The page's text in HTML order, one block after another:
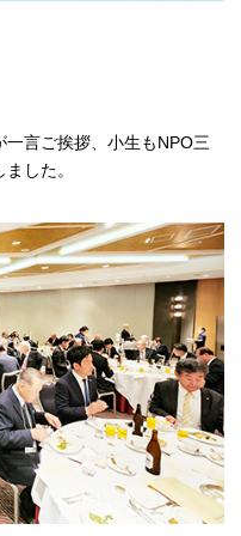
言ご挨拶、小生もNPO三
した。